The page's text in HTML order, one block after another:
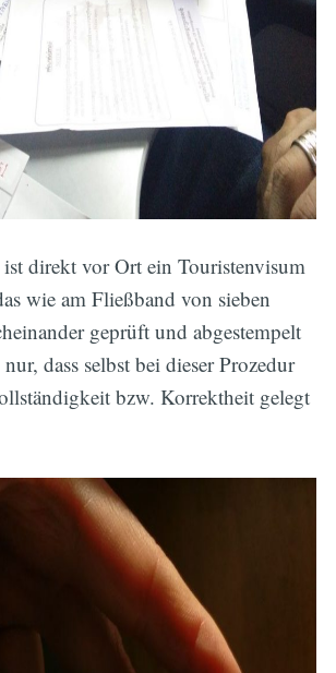
direkt vor Ort ein Touristenvisum
wie am Fließband von sieben
geprüft und abgestempelt
dass selbst bei dieser Prozedur
bzw. Korrektheit gelegt